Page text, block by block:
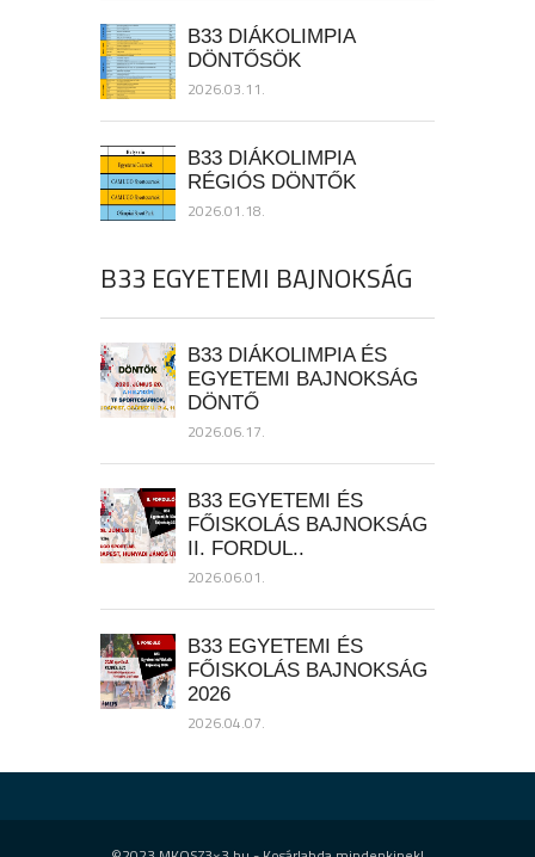
B33 DIÁKOLIMPIA
DÖNTŐSÖK
2026.03.11.
B33 DIÁKOLIMPIA
RÉGIÓS DÖNTŐK
2026.01.18.
B33 EGYETEMI BAJNOKSÁG
B33 DIÁKOLIMPIA ÉS
EGYETEMI BAJNOKSÁG
DÖNTŐ
2026.06.17.
B33 EGYETEMI ÉS
FŐISKOLÁS BAJNOKSÁG
II. FORDUL..
2026.06.01.
B33 EGYETEMI ÉS
FŐISKOLÁS BAJNOKSÁG
2026
2026.04.07.